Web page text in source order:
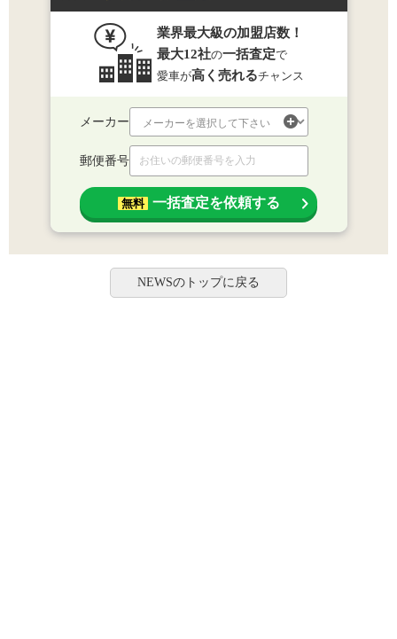
業界最大級の加盟店数！
最大12社の一括査定で
愛車が高く売れるチャンス
メーカー
郵便番号
無料 一括査定を依頼する
NEWSのトップに戻る